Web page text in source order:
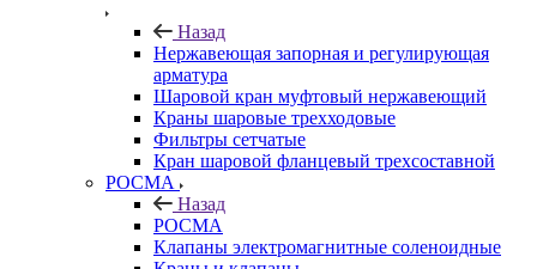
Назад
Нержавеющая запорная и регулирующая
арматура
Шаровой кран муфтовый нержавеющий
Краны шаровые трехходовые
Фильтры сетчатые
Кран шаровой фланцевый трехсоставной
РОСМА
Назад
РОСМА
Клапаны электромагнитные соленоидные